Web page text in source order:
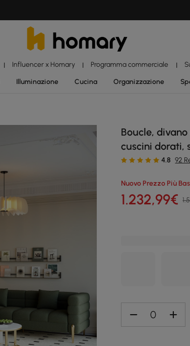
| Influencer x Homary | Programma commerciale |
Illuminazione Cucina Organizzazione
Boucle,
cuscini dorati,
4.8 92
Nuovo Prezzo Più
1.232,99€